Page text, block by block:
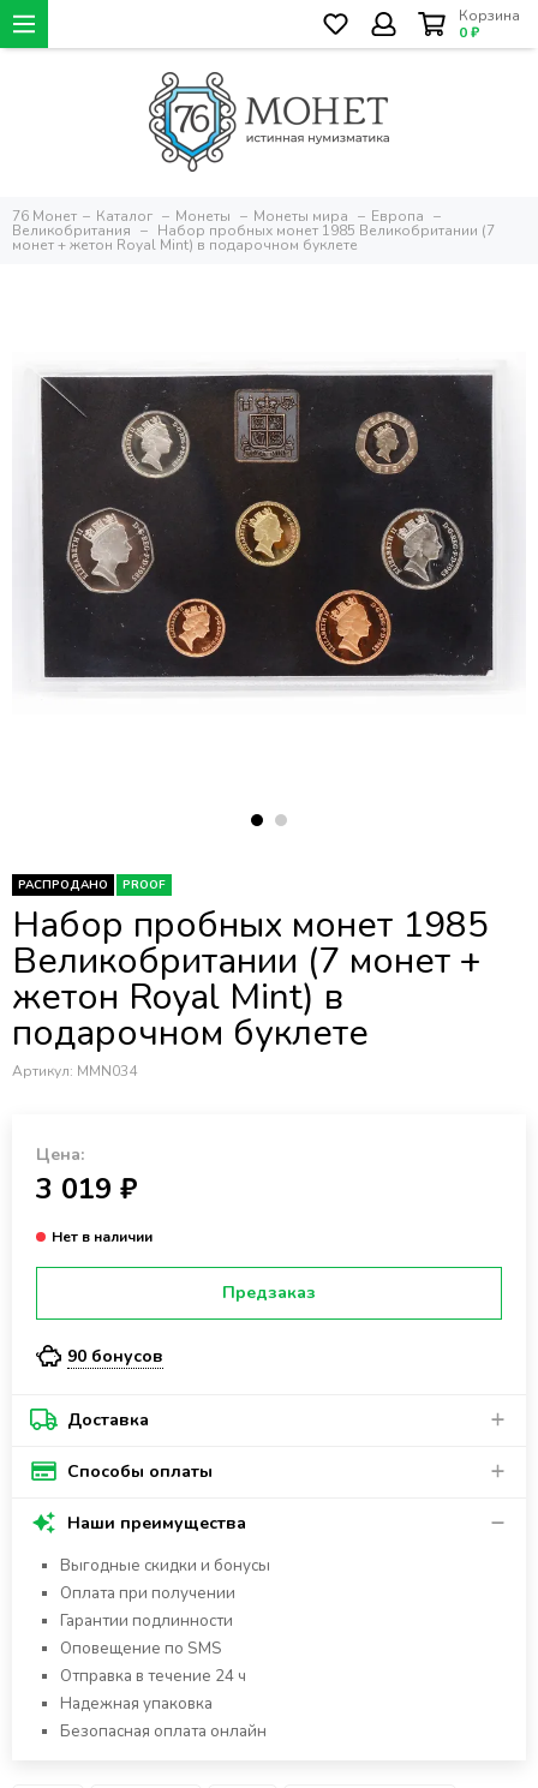
Корзина
0 ₽
76 Монет Каталог Монеты Монеты мира Европа
Великобритания Набор пробных монет 1985 Великобритании (7
монет + жетон Royal Mint) в подарочном буклете
РАСПРОДАНО PROOF
Набор пробных монет 1985
Великобритании (7 монет +
жетон Royal Mint) в
подарочном буклете
Артикул: MMN034
Цена:
3 019 ₽
Предзаказ
90 бонусов
Доставка
Способы оплаты
Наши преимущества
Выгодные скидки и бонусы
Оплата при получении
Гарантии подлинности
Оповещение по SMS
Отправка в течение 24 ч
Надежная упаковка
Безопасная оплата онлайн